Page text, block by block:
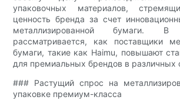
упаковочных материалов,
ценность бренда за счет
металлизированной бумаги.
рассматривается, как поставщики
бумаги, такие как Haimu, повышают
для премиальных брендов в различных
### Растущий спрос на
упаковке премиум-класса